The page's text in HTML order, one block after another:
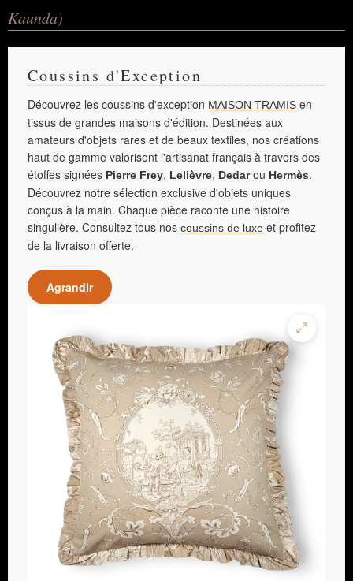
Kaunda)
Coussins d'Exception
Découvrez les coussins d'exception MAISON TRAMIS en
tissus de grandes maisons d'édition. Destinées aux
amateurs d'objets rares et de beaux textiles, nos créations
haut de gamme valorisent l'artisanat français à travers des
étoffes signées Pierre Frey, Lelièvre, Dedarou Hermès.
Découvrez notre sélection exclusive d'objets uniques
conçus à la main. Chaque pièce raconte une histoire
singulière. Consultez tous nos coussins de luxe et profitez
de la livraison offerte.
Agrandir